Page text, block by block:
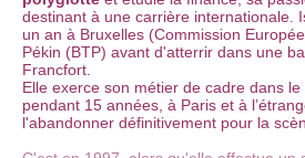
destinant à une carrière internationale.
un an à Bruxelles (Commission
Pékin (BTP) avant d'atterrir dans une
Francfort.
Elle exerce son métier de cadre dans
pendant 15 années, à Paris et à
l'abandonner définitivement pour la